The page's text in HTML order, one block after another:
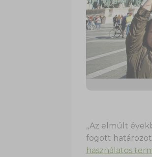
„Az elmúlt
fogott
használatos